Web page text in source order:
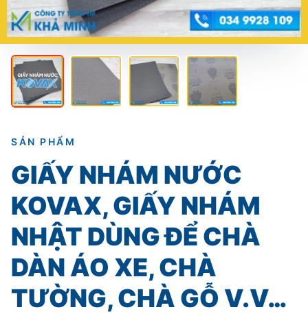
SẢN PHẨM
GIẤY NHÁM NƯỚC
KOVAX, GIẤY NHÁM
NHẬT DÙNG ĐỂ CHÀ
DÀN ÁO XE, CHÀ
TƯỜNG, CHÀ GỖ V.V…